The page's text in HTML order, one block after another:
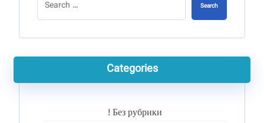
Search
Categories
! Без рубрики